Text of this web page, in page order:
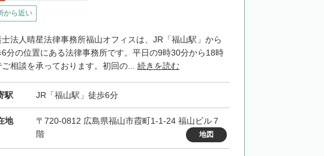
から近い
法人晴星法律事務所福山オフィスは、JR「福山駅」から
6分の位置にある法律事務所です。平日の9時30分から18時
ご相談を承っております。初回の... 続きを読む
駅 JR「福山駅」徒歩6分
地
〒720-0812 広島県福山市霞町1-1-24 福山ビル７
階
地図